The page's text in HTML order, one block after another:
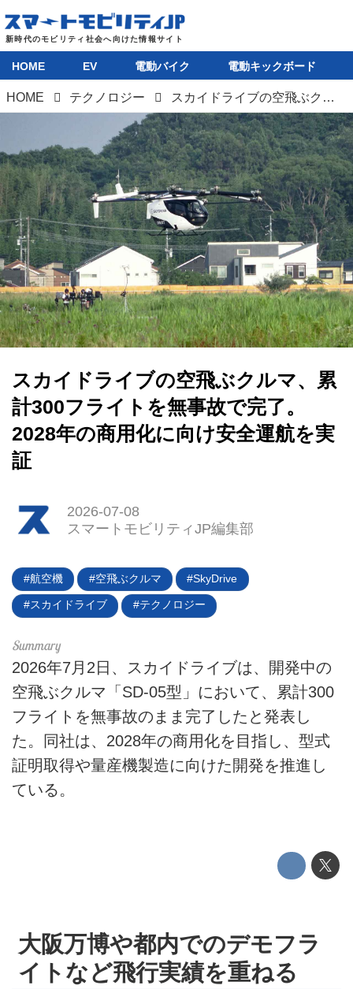
EV
電動キックボード
テクノロジー
このメディアについて
運営会社
広告掲載について
HOME EV 電動バイク 電動キックボード
HOME テクノロジー スカイドライブの空飛ぶクルマ、累計300フライトを無事故で完了。2028年の商用化に向け安全運航を実証
スカイドライブの空飛ぶクルマ、累
計300フライトを無事故で完了。
2028年の商用化に向け安全運航を実
証
2026-07-08
スマートモビリティJP編集部
航空機 空飛ぶクルマ SkyDrive
スカイドライブ テクノロジー
2026年7月2日、スカイドライブは、開発中の
空飛ぶクルマ「SD-05型」において、累計300
フライトを無事故のまま完了したと発表し
た。同社は、2028年の商用化を目指し、型式
証明取得や量産機製造に向けた開発を推進し
ている。
大阪万博や都内でのデモフラ
イトなど飛行実績を重ねる